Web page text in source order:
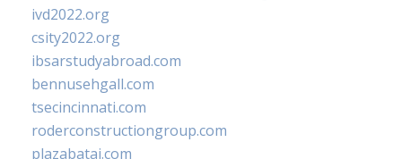
ivd2022.org
csity2022.org
ibsarstudyabroad.com
bennusehgall.com
tsecincinnati.com
roderconstructiongroup.com
plazabatai.com